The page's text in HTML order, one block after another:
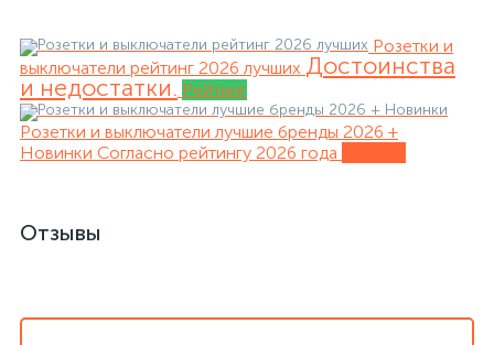
Розетки и
выключатели рейтинг 2026 лучших Достоинства
и недостатки. Рейтинг
Розетки и выключатели лучшие бренды 2026 +
Новинки Согласно рейтингу 2026 года
Отзывы